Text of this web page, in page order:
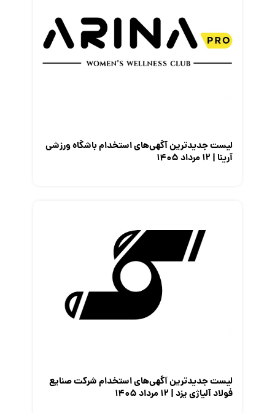
لیست جدیدترین آگهی‌های استخدام باشگاه ورزشی
آرینا | ۱۲ مرداد ۱۴۰۵
لیست جدیدترین آگهی‌های استخدام شرکت صنایع
فولاد آلیاژی یزد | ۱۲ مرداد ۱۴۰۵